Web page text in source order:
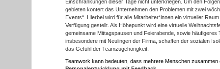
Einschränkungen dieser Tage nicht unterkriegen. Um den
gebieten kontert das Unternehmen den Problemen mit zwei
Events“. Hierbei wird für alle Mitarbeiter*innen ein virtueller
Verfügung gestellt. Als Höhepunkt wird eine virtuelle
gemeinsame Mittagspausen und Feierabende, sowie häufigeres
insbesondere mit Neulingen der Firma, schaffen der sozialen
das Gefühl der Teamzugehörigkeit.
Teamwork kann bedeuten, dass mehrere Menschen